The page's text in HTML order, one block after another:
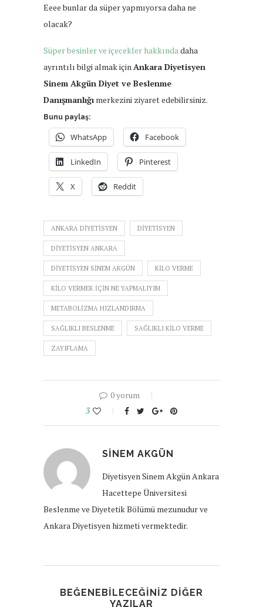
Eeee bunlar da süper yapmıyorsa daha ne
olacak?
Süper besinler ve içecekler hakkındadaha
ayrıntılı bilgi almak içinAnkara Diyetisyen
Sinem Akgün Diyet ve Beslenme
Danışmanlığı merkezini ziyaret edebilirsiniz.
Bunu paylaş:
WhatsApp Facebook
LinkedIn Pinterest
X Reddit
ANKARA DIYETISYEN DIYETISYEN
DIYETISYEN ANKARA
DIYETISYEN SINEM AKGÜN KILO VERME
KILO VERMEK IÇIN NE YAPMALIYIM
METABOLIZMA HIZLANDIRMA
SAĞLIKLI BESLENME SAĞLIKLI KILO VERME
ZAYIFLAMA
0 yorum
3
SINEM AKGÜN
Diyetisyen Sinem Akgün Ankara
Hacettepe Üniversitesi
Beslenme ve Diyetetik Bölümü mezunudur ve
Ankara Diyetisyen hizmeti vermektedir.
BEĞENEBILECEĞINIZ DIĞER
YAZILAR